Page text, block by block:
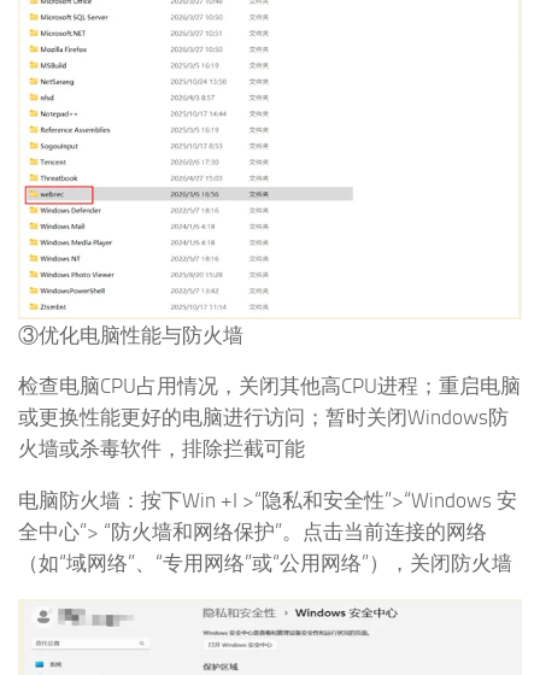
③优化电脑性能与防火墙
检查电脑CPU占用情况，关闭其他高CPU进程；重启电脑
或更换性能更好的电脑进行访问；暂时关闭Windows防
火墙或杀毒软件，排除拦截可能
电脑防火墙：按下Win +I >“隐私和安全性”>“Windows 安
全中心”> “防火墙和网络保护”。点击当前连接的网络
（如“域网络”、“专用网络”或“公用网络”），关闭防火墙